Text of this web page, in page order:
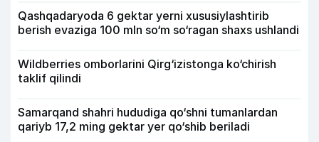
Qashqadaryoda 6 gektar yerni xususiylashtirib
berish evaziga 100 mln so‘m so‘ragan shaxs ushlandi
Wildberries omborlarini Qirg‘izistonga ko‘chirish
taklif qilindi
Samarqand shahri hududiga qo‘shni tumanlardan
qariyb 17,2 ming gektar yer qo‘shib beriladi